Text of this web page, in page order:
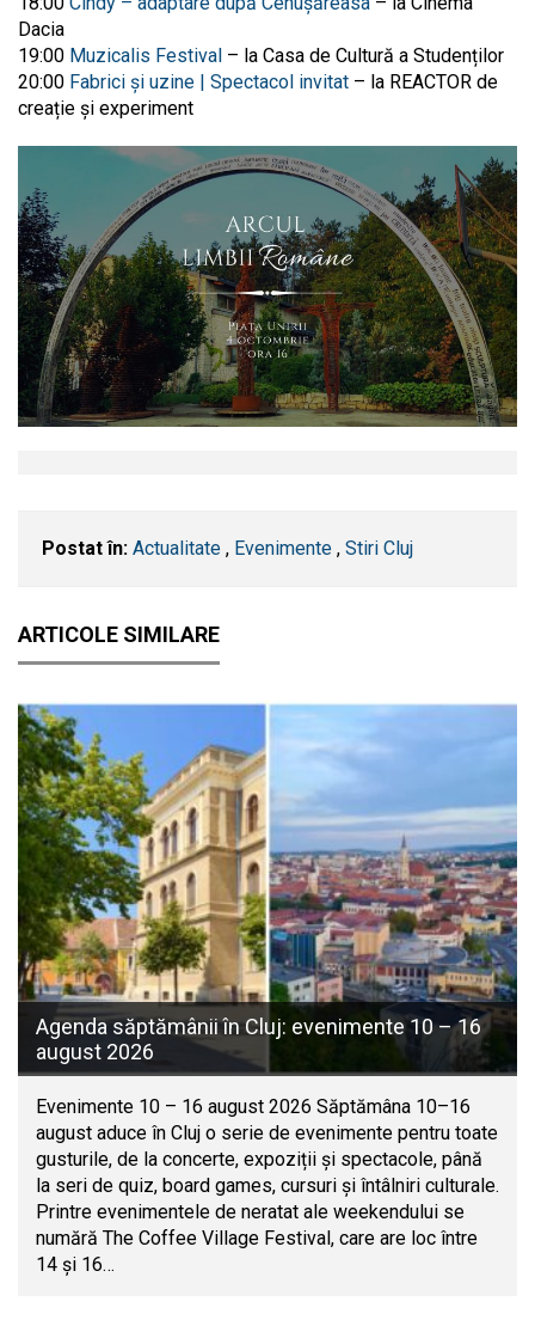
Dacia
19:00 Muzicalis Festival – la Casa de Cultură a Studenților
20:00 Fabrici și uzine | Spectacol invitat – la REACTOR de
creație și experiment
Postat în: Actualitate , Evenimente , Stiri Cluj
ARTICOLE SIMILARE
Agenda săptămânii în Cluj: evenimente 10 – 16
august 2026
Evenimente 10 – 16 august 2026 Săptămâna 10–16
august aduce în Cluj o serie de evenimente pentru toate
gusturile, de la concerte, expoziții și spectacole, până
la seri de quiz, board games, cursuri și întâlniri culturale.
Printre evenimentele de neratat ale weekendului se
numără The Coffee Village Festival, care are loc între
14 și 16…